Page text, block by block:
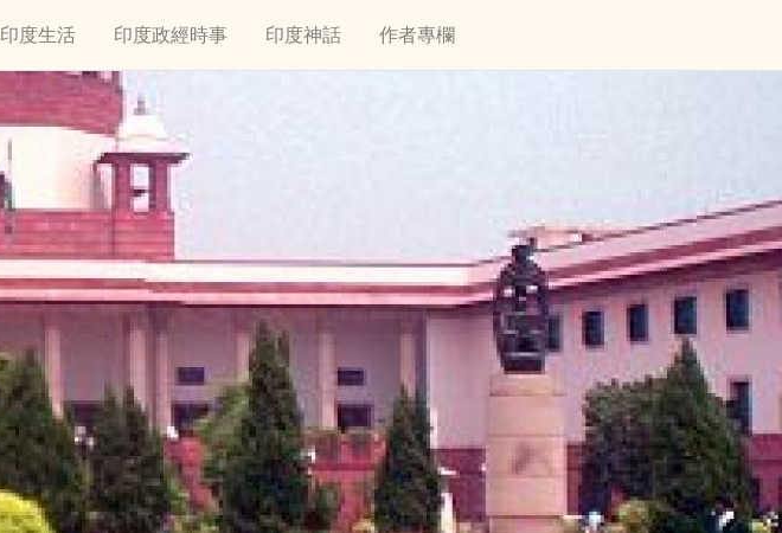
印度生活 印度政經時事 印度神話 作者專欄